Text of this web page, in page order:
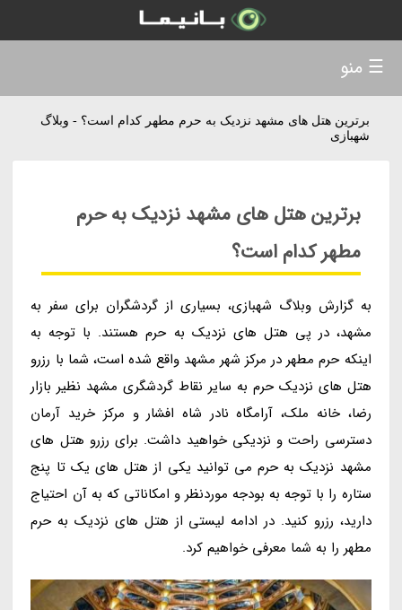
برترین هتل های مشهد نزدیک به حرم مطهر کدام است؟ - وبلاگ
شهبازی
برترین هتل های مشهد نزدیک به حرم
مطهر کدام است؟
به گزارش وبلاگ شهبازی، بسیاری از گردشگران برای سفر به
مشهد، در پی هتل های نزدیک به حرم هستند. با توجه به
اینکه حرم مطهر در مرکز شهر مشهد واقع شده است، شما با رزرو
هتل های نزدیک حرم به سایر نقاط گردشگری مشهد نظیر بازار
رضا، خانه ملک، آرامگاه نادر شاه افشار و مرکز خرید آرمان
دسترسی راحت و نزدیکی خواهید داشت. برای رزرو هتل های
مشهد نزدیک به حرم می توانید یکی از هتل های یک تا پنج
ستاره را با توجه به بودجه موردنظر و امکاناتی که به آن احتیاج
دارید، رزرو کنید. در ادامه لیستی از هتل های نزدیک به حرم
مطهر را به شما معرفی خواهیم کرد.
☰ منو